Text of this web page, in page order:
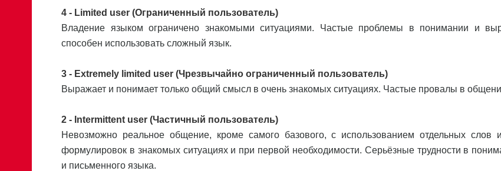
4 - Limited user (Ограниченный пользователь)
Владение языком ограничено знакомыми ситуациями. Частые проблемы в понимании и
способен использовать сложный язык.
3 - Extremely limited user (Чрезвычайно ограниченный пользователь)
Выражает и понимает только общий смысл в очень знакомых ситуациях. Частые провалы в
2 - Intermittent user (Частичный пользователь)
Невозможно реальное общение, кроме самого базового, с использованием отдельных слов
формулировок в знакомых ситуациях и при первой необходимости. Серьёзные трудности в
и письменного языка.